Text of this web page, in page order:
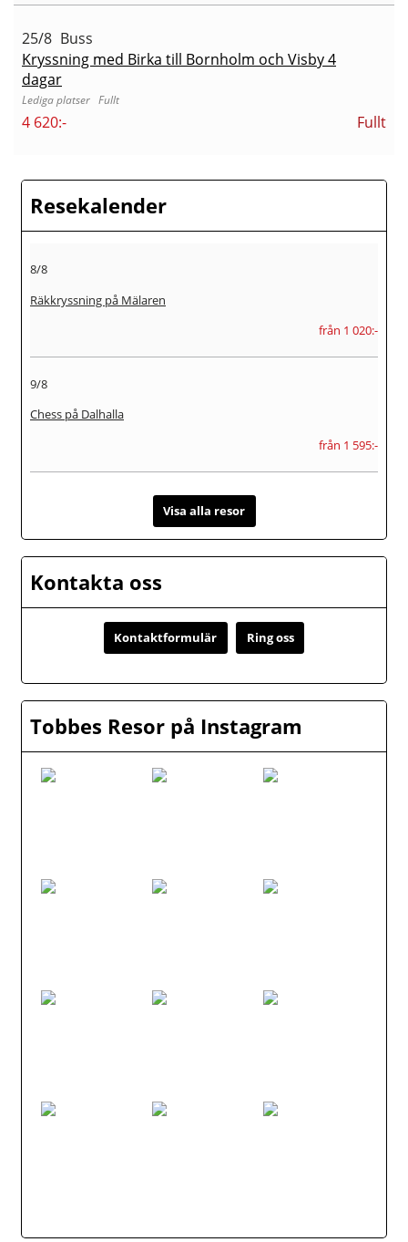
25/8 Buss
Kryssning med Birka till Bornholm och Visby 4
dagar
Fullt
4 620:- Fullt
Resekalender
8/8
Räkkryssning på Mälaren
från 1 020:-
9/8
Chess på Dalhalla
från 1 595:-
Visa alla resor
Kontakta oss
Kontaktformulär Ring oss
Tobbes Resor på Instagram